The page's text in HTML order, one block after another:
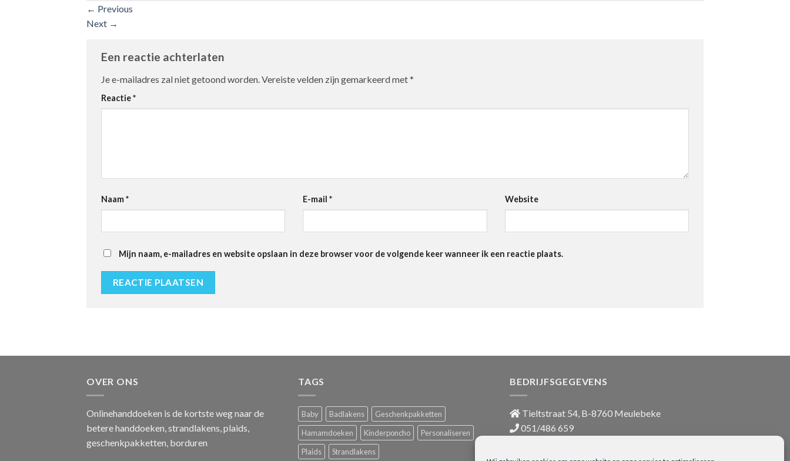
← Previous
Next →
Een reactie achterlaten
Je e-mailadres zal niet getoond worden. Vereiste velden zijn gemarkeerd met*
Reactie*
Naam* E-mail* Website
Mijn naam, e-mailadres en website opslaan in deze browser voor de volgende keer wanneer ik een reactie plaats.
OVER ONS
Onlinehanddoeken is de kortste weg naar de
betere handdoeken, strandlakens, plaids,
geschenkpakketten, borduren
TAGS
Baby Badlakens
Geschenkpakketten
Hamamdoeken
Kinderponcho
Personaliseren
Plaids
Strandlakens
BEDRIJFSGEGEVENS
Tieltstraat 54, B-8760 Meulebeke
051/486 659
BTW nr.: BE0860.852.630